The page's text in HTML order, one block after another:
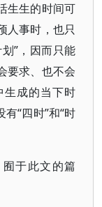
生生的时间可
人事时，也只
”，因而只能
要求、也不会
生成的当下时
“四时”和“时
于此文的篇